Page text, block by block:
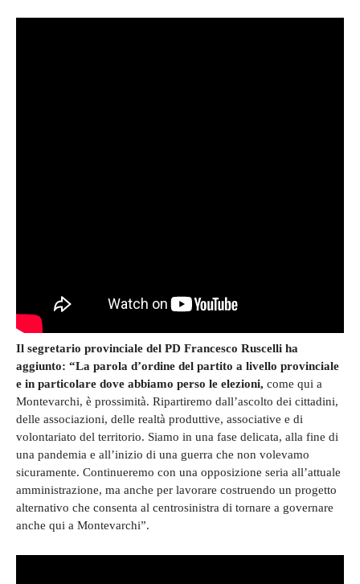
Il segretario provinciale del PD Francesco Ruscelli ha
aggiunto: “La parola d’ordine del partito a livello provinciale
e in particolare dove abbiamo perso le elezioni, come qui a
Montevarchi, è prossimità. Ripartiremo dall’ascolto dei cittadini,
delle associazioni, delle realtà produttive, associative e di
volontariato del territorio. Siamo in una fase delicata, alla fine di
una pandemia e all’inizio di una guerra che non volevamo
sicuramente. Continueremo con una opposizione seria all’attuale
amministrazione, ma anche per lavorare costruendo un progetto
alternativo che consenta al centrosinistra di tornare a governare
anche qui a Montevarchi”.